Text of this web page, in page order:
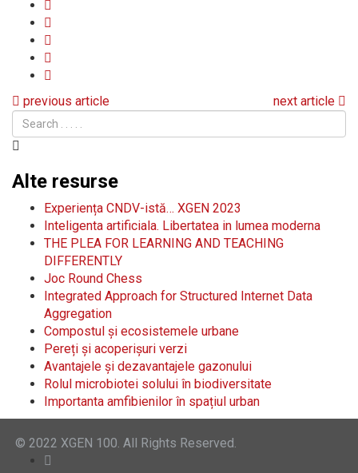
previous article next article
Alte resurse
Experiența CNDV-istă… XGEN 2023
Inteligenta artificiala. Libertatea in lumea moderna
THE PLEA FOR LEARNING AND TEACHING
DIFFERENTLY
Joc Round Chess
Integrated Approach for Structured Internet Data
Aggregation
Compostul și ecosistemele urbane
Pereți și acoperișuri verzi
Avantajele și dezavantajele gazonului
Rolul microbiotei solului în biodiversitate
Importanta amfibienilor în spațiul urban
© 2022 XGEN 100. All Rights Reserved.